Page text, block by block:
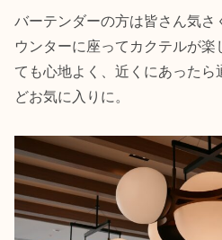
バーテンダーの方は皆さん気さ
ウンターに座ってカクテルが楽
ても心地よく、近くにあったら
どお気に入りに。